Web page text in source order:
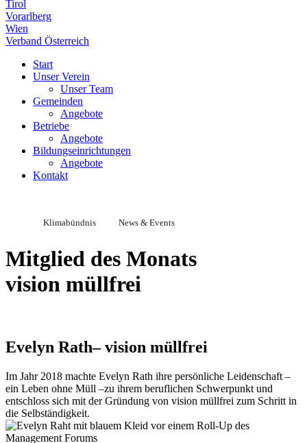
Tirol
Vorarlberg
Wien
Verband Österreich
Start
Unser Verein
Unser Team
Gemeinden
Angebote
Betriebe
Angebote
Bildungseinrichtungen
Angebote
Kontakt
Klimabündnis News & Events
Mitglied des Monats
vision müllfrei
Evelyn Rath– vision müllfrei
Im Jahr 2018 machte Evelyn Rath ihre persönliche Leidenschaft –
ein Leben ohne Müll –zu ihrem beruflichen Schwerpunkt und
entschloss sich mit der Gründung von vision müllfrei zum Schritt in
die Selbständigkeit.